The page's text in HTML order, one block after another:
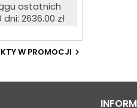
z podstawą
stalowej
tak, jak na
ostatnich
dni: 2636.00 zł
W PROMOCJI 